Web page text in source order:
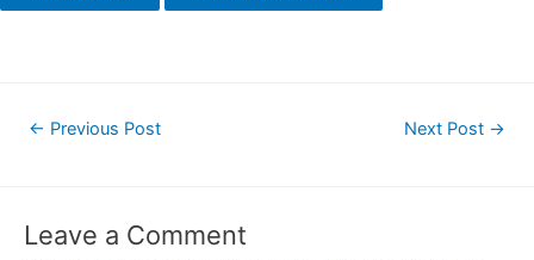
← Previous Post Next Post →
Leave a Comment